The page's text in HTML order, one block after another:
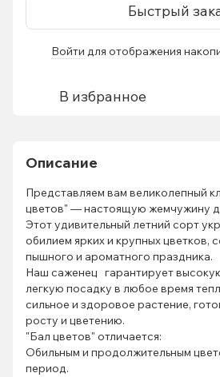
Быстрый
Войти для отображения
В избранное
Описание
Представляем вам великолепный
цветов" — настоящую жемчужину
Этот удивительный летний сорт
обилием ярких и крупных цветков,
пышного и ароматного праздника.
Наш саженец гарантирует
легкую посадку в любое время
сильное и здоровое растение,
росту и цветению.
"Бал цветов" отличается:
Обильным и продолжительным
период.